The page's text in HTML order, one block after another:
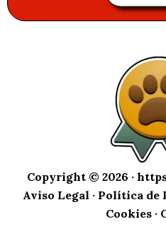
Copyright © 2026 ·
Aviso Legal · Política de
Cookies·